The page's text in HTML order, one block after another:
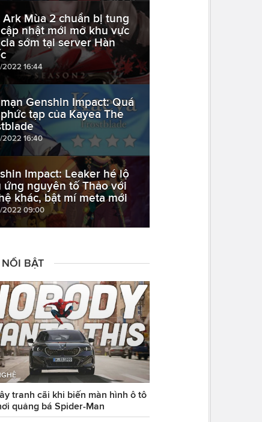
Ark Mùa 2 chuẩn bị tung
nhật mới mở khu vực
sớm tại server Hàn
16:44
Genshin Impact: Quá
tạp của Kayea The
16:40
Impact: Leaker hé lộ
ứng nguyên tố Thảo với
khác, bật mí meta mới
2022 09:00
BẬT
tranh cãi khi biến màn hình ô tô
quảng bá Spider-Man